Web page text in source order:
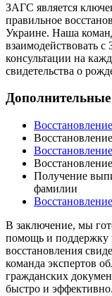
ЗАГС является
правильное
Украине. Наша
взаимодействовать
консультации на
свидетельства о
Дополнительные
Получение
фамилии
В заключение, мы
помощь и поддержку
восстановления
команда экспертов
гражданских
быстро и эффективно.